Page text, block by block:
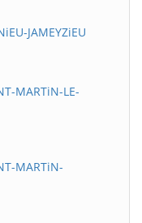
JAMEYZiEU
MARTiN-LE-
MARTiN-